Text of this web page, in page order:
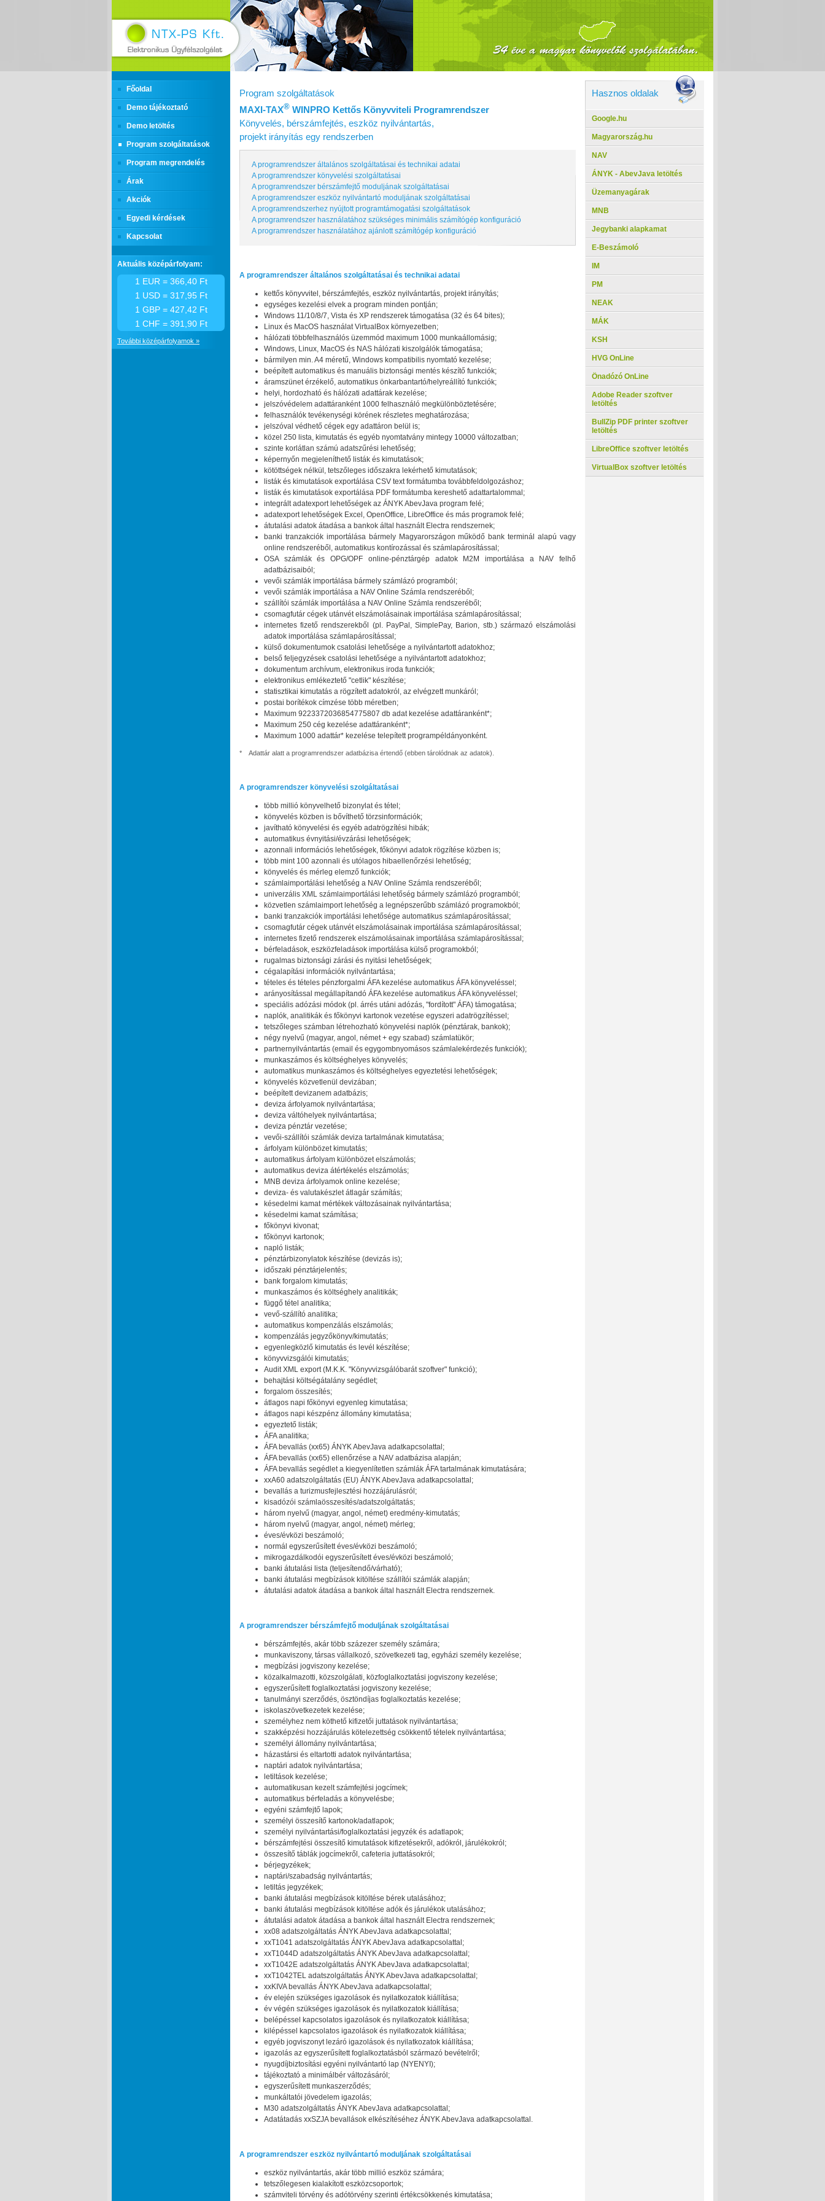
Főoldal
Demo tájékoztató
Demo letöltés
Program szolgáltatások
Program megrendelés
Árak
Akciók
Egyedi kérdések
Kapcsolat
Program szolgáltatások
MAXI‑TAX® WINPRO Kettős Könyvviteli Programrendszer
Könyvelés, bérszámfejtés, eszköz nyilvántartás,
projekt irányítás egy rendszerben
A programrendszer általános szolgáltatásai és technikai adatai
A programrendszer könyvelési szolgáltatásai
A programrendszer bérszámfejtő moduljának szolgáltatásai
A programrendszer eszköz nyilvántartó moduljának szolgáltatásai
A programrendszerhez nyújtott programtámogatási szolgáltatások
A programrendszer használatához szükséges minimális számítógép konfiguráció
A programrendszer használatához ajánlott számítógép konfiguráció
A programrendszer általános szolgáltatásai és technikai adatai
kettős könyvvitel, bérszámfejtés, eszköz nyilvántartás, projekt irányítás;
egységes kezelési elvek a program minden pontján;
Windows 11/10/8/7, Vista és XP rendszerek támogatása (32 és 64 bites);
Linux és MacOS használat VirtualBox környezetben;
hálózati többfelhasználós üzemmód maximum 1000 munkaállomásig;
Windows, Linux, MacOS és NAS hálózati kiszolgálók támogatása;
bármilyen min. A4 méretű, Windows kompatibilis nyomtató kezelése;
beépített automatikus és manuális biztonsági mentés készítő funkciók;
áramszünet érzékelő, automatikus önkarbantartó/helyreállító funkciók;
helyi, hordozható és hálózati adattárak kezelése;
jelszóvédelem adattáranként 1000 felhasználó megkülönböztetésére;
felhasználók tevékenységi körének részletes meghatározása;
jelszóval védhető cégek egy adattáron belül is;
közel 250 lista, kimutatás és egyéb nyomtatvány mintegy 10000 változatban;
szinte korlátlan számú adatszűrési lehetőség;
képernyőn megjeleníthető listák és kimutatások;
kötöttségek nélkül, tetszőleges időszakra lekérhető kimutatások;
listák és kimutatások exportálása CSV text formátumba továbbfeldolgozáshoz;
listák és kimutatások exportálása PDF formátumba kereshető adattartalommal;
integrált adatexport lehetőségek az ÁNYK AbevJava program felé;
adatexport lehetőségek Excel, OpenOffice, LibreOffice és más programok felé;
átutalási adatok átadása a bankok által használt Electra rendszernek;
banki tranzakciók importálása bármely Magyarországon működő bank terminál alapú vagy
online rendszeréből, automatikus kontírozással és számlapárosítással;
OSA számlák és OPG/OPF online-pénztárgép adatok M2M importálása a NAV felhő
adatbázisaiból;
vevői számlák importálása bármely számlázó programból;
vevői számlák importálása a NAV Online Számla rendszeréből;
szállítói számlák importálása a NAV Online Számla rendszeréből;
csomagfutár cégek utánvét elszámolásainak importálása számlapárosítással;
internetes fizető rendszerekből (pl. PayPal, SimplePay, Barion, stb.) származó elszámolási
adatok importálása számlapárosítással;
külső dokumentumok csatolási lehetősége a nyilvántartott adatokhoz;
belső feljegyzések csatolási lehetősége a nyilvántartott adatokhoz;
dokumentum archívum, elektronikus iroda funkciók;
elektronikus emlékeztető "cetlik" készítése;
statisztikai kimutatás a rögzített adatokról, az elvégzett munkáról;
postai borítékok címzése több méretben;
Maximum 9223372036854775807 db adat kezelése adattáranként*;
Maximum 250 cég kezelése adattáranként*;
Maximum 1000 adattár* kezelése telepített programpéldányonként.
* Adattár alatt a programrendszer adatbázisa értendő (ebben tárolódnak az adatok).
A programrendszer könyvelési szolgáltatásai
több millió könyvelhető bizonylat és tétel;
könyvelés közben is bővíthető törzsinformációk;
javítható könyvelési és egyéb adatrögzítési hibák;
automatikus évnyitási/évzárási lehetőségek;
azonnali információs lehetőségek, főkönyvi adatok rögzítése közben is;
több mint 100 azonnali és utólagos hibaellenőrzési lehetőség;
könyvelés és mérleg elemző funkciók;
számlaimportálási lehetőség a NAV Online Számla rendszeréből;
univerzális XML számlaimportálási lehetőség bármely számlázó programból;
közvetlen számlaimport lehetőség a legnépszerűbb számlázó programokból;
banki tranzakciók importálási lehetősége automatikus számlapárosítással;
csomagfutár cégek utánvét elszámolásainak importálása számlapárosítással;
internetes fizető rendszerek elszámolásainak importálása számlapárosítással;
bérfeladások, eszközfeladások importálása külső programokból;
rugalmas biztonsági zárási és nyitási lehetőségek;
cégalapítási információk nyilvántartása;
tételes és tételes pénzforgalmi ÁFA kezelése automatikus ÁFA könyveléssel;
arányosítással megállapítandó ÁFA kezelése automatikus ÁFA könyveléssel;
speciális adózási módok (pl. árrés utáni adózás, "fordított" ÁFA) támogatása;
naplók, analitikák és főkönyvi kartonok vezetése egyszeri adatrögzítéssel;
tetszőleges számban létrehozható könyvelési naplók (pénztárak, bankok);
négy nyelvű (magyar, angol, német + egy szabad) számlatükör;
partnernyilvántartás (email és egygombnyomásos számlalekérdezés funkciók);
munkaszámos és költséghelyes könyvelés;
automatikus munkaszámos és költséghelyes egyeztetési lehetőségek;
könyvelés közvetlenül devizában;
beépített devizanem adatbázis;
deviza árfolyamok nyilvántartása;
deviza váltóhelyek nyilvántartása;
deviza pénztár vezetése;
vevői-szállítói számlák deviza tartalmának kimutatása;
árfolyam különbözet kimutatás;
automatikus árfolyam különbözet elszámolás;
automatikus deviza átértékelés elszámolás;
MNB deviza árfolyamok online kezelése;
deviza- és valutakészlet átlagár számítás;
késedelmi kamat mértékek változásainak nyilvántartása;
késedelmi kamat számítása;
főkönyvi kivonat;
főkönyvi kartonok;
napló listák;
pénztárbizonylatok készítése (devizás is);
időszaki pénztárjelentés;
bank forgalom kimutatás;
munkaszámos és költséghely analitikák;
függő tétel analitika;
vevő-szállító analitika;
automatikus kompenzálás elszámolás;
kompenzálás jegyzőkönyv/kimutatás;
egyenlegközlő kimutatás és levél készítése;
könyvvizsgálói kimutatás;
Audit XML export (M.K.K. "Könyvvizsgálóbarát szoftver" funkció);
behajtási költségátalány segédlet;
forgalom összesítés;
átlagos napi főkönyvi egyenleg kimutatása;
átlagos napi készpénz állomány kimutatása;
egyeztető listák;
ÁFA analitika;
ÁFA bevallás (xx65) ÁNYK AbevJava adatkapcsolattal;
ÁFA bevallás (xx65) ellenőrzése a NAV adatbázisa alapján;
ÁFA bevallás segédlet a kiegyenlítetlen számlák ÁFA tartalmának kimutatására;
xxA60 adatszolgáltatás (EU) ÁNYK AbevJava adatkapcsolattal;
bevallás a turizmusfejlesztési hozzájárulásról;
kisadózói számlaösszesítés/adatszolgáltatás;
három nyelvű (magyar, angol, német) eredmény-kimutatás;
három nyelvű (magyar, angol, német) mérleg;
éves/évközi beszámoló;
normál egyszerűsített éves/évközi beszámoló;
mikrogazdálkodói egyszerűsített éves/évközi beszámoló;
banki átutalási lista (teljesítendő/várható);
banki átutalási megbízások kitöltése szállítói számlák alapján;
átutalási adatok átadása a bankok által használt Electra rendszernek.
A programrendszer bérszámfejtő moduljának szolgáltatásai
bérszámfejtés, akár több százezer személy számára;
munkaviszony, társas vállalkozó, szövetkezeti tag, egyházi személy kezelése;
megbízási jogviszony kezelése;
közalkalmazotti, közszolgálati, közfoglalkoztatási jogviszony kezelése;
egyszerűsített foglalkoztatási jogviszony kezelése;
tanulmányi szerződés, ösztöndíjas foglalkoztatás kezelése;
iskolaszövetkezetek kezelése;
személyhez nem köthető kifizetői juttatások nyilvántartása;
szakképzési hozzájárulás kötelezettség csökkentő tételek nyilvántartása;
személyi állomány nyilvántartása;
házastársi és eltartotti adatok nyilvántartása;
naptári adatok nyilvántartása;
letiltások kezelése;
automatikusan kezelt számfejtési jogcímek;
automatikus bérfeladás a könyvelésbe;
egyéni számfejtő lapok;
személyi összesítő kartonok/adatlapok;
személyi nyilvántartási/foglalkoztatási jegyzék és adatlapok;
bérszámfejtési összesítő kimutatások kifizetésekről, adókról, járulékokról;
összesítő táblák jogcímekről, cafeteria juttatásokról;
bérjegyzékek;
naptári/szabadság nyilvántartás;
letiltás jegyzékek;
banki átutalási megbízások kitöltése bérek utalásához;
banki átutalási megbízások kitöltése adók és járulékok utalásához;
átutalási adatok átadása a bankok által használt Electra rendszernek;
xx08 adatszolgáltatás ÁNYK AbevJava adatkapcsolattal;
xxT1041 adatszolgáltatás ÁNYK AbevJava adatkapcsolattal;
xxT1044D adatszolgáltatás ÁNYK AbevJava adatkapcsolattal;
xxT1042E adatszolgáltatás ÁNYK AbevJava adatkapcsolattal;
xxT1042TEL adatszolgáltatás ÁNYK AbevJava adatkapcsolattal;
xxKIVA bevallás ÁNYK AbevJava adatkapcsolattal;
év elején szükséges igazolások és nyilatkozatok kiállítása;
év végén szükséges igazolások és nyilatkozatok kiállítása;
belépéssel kapcsolatos igazolások és nyilatkozatok kiállítása;
kilépéssel kapcsolatos igazolások és nyilatkozatok kiállítása;
egyéb jogviszonyt lezáró igazolások és nyilatkozatok kiállítása;
igazolás az egyszerűsített foglalkoztatásból származó bevételről;
nyugdíjbiztosítási egyéni nyilvántartó lap (NYENYI);
tájékoztató a minimálbér változásáról;
egyszerűsített munkaszerződés;
munkáltatói jövedelem igazolás;
M30 adatszolgáltatás ÁNYK AbevJava adatkapcsolattal;
Adatátadás xxSZJA bevallások elkészítéséhez ÁNYK AbevJava adatkapcsolattal.
A programrendszer eszköz nyilvántartó moduljának szolgáltatásai
eszköz nyilvántartás, akár több millió eszköz számára;
tetszőlegesen kialakított eszközcsoportok;
számviteli törvény és adótörvény szerinti értékcsökkenés kimutatása;
Hasznos oldalak
Google.hu
Magyarország.hu
NAV
ÁNYK - AbevJava letöltés
Üzemanyagárak
MNB
Jegybanki alapkamat
E-Beszámoló
IM
PM
NEAK
MÁK
KSH
HVG OnLine
Önadózó OnLine
Adobe Reader szoftver
letöltés
BullZip PDF printer szoftver
letöltés
LibreOffice szoftver letöltés
VirtualBox szoftver letöltés
Aktuális középárfolyam:
1 EUR = 366,40 Ft
1 USD = 317,95 Ft
1 GBP = 427,42 Ft
1 CHF = 391,90 Ft
További középárfolyamok »